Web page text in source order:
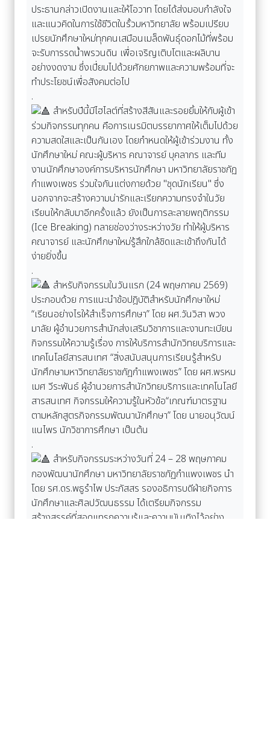
ประธานกล่าวเปิดงานและให้โอวาท โดยได้ส่งมอบกำลังใจ
และแนวคิดในการใช้ชีวิตในรั้วมหาวิทยาลัย พร้อมเปรียบ
เปรยนักศึกษาใหม่ทุกคนเสมือนเมล็ดพันธุ์ดอกไม้ที่พร้อม
จะรับการรดน้ำพรวนดิน เพื่อเจริญเติบโตและผลิบาน
อย่างงดงาม ซึ่งเปี่ยมไปด้วยศักยภาพและความพร้อมที่จะ
ทำประโยชน์เพื่อสังคมต่อไป
.
สำหรับปีนี้มีไฮไลต์ที่สร้างสีสันและรอยยิ้มให้กับผู้เข้า
ร่วมกิจกรรมทุกคน คือการเนรมิตบรรยากาศให้เต็มไปด้วย
ความสดใสและเป็นกันเอง โดยกำหนดให้ผู้เข้าร่วมงาน ทั้ง
นักศึกษาใหม่ คณะผู้บริหาร คณาจารย์ บุคลากร และทีม
งานนักศึกษาองค์การบริหารนักศึกษา มหาวิทยาลัยราชภัฏ
กำแพงเพชร ร่วมใจกันแต่งกายด้วย "ชุดนักเรียน" ซึ่ง
นอกจากจะสร้างความน่ารักและเรียกความทรงจำในวัย
เรียนให้กลับมาอีกครั้งแล้ว ยังเป็นการละลายพฤติกรรม
(Ice Breaking) ทลายช่องว่างระหว่างวัย ทำให้ผู้บริหาร
คณาจารย์ และนักศึกษาใหม่รู้สึกใกล้ชิดและเข้าถึงกันได้
ง่ายยิ่งขึ้น
.
สำหรับกิจกรรมในวันแรก (24 พฤษภาคม 2569)
ประกอบด้วย การแนะนำข้อปฎิบัติสำหรับนักศึกษาใหม่
“เรียนอย่างไรให้สำเร็จการศึกษา” โดย ผศ.วันวิสา พวง
มาลัย ผู้อำนวยการสำนักส่งเสริมวิชาการและงานทะเบียน
กิจกรรมให้ความรู้เรื่อง การให้บริการสำนักวิทยบริการและ
เทคโนโลยีสารสนเทศ “สิ่งสนับสนุนการเรียนรู้สำหรับ
นักศึกษามหาวิทยาลัยราชภัฎกำแพงเพชร” โดย ผศ.พรหม
เมศ วีระพันธ์ ผู้อำนวยการสำนักวิทยบริการและเทคโนโลยี
สารสนเทศ กิจกรรมให้ความรู้ในหัวข้อ“เกณฑ์มาตรฐาน
ตามหลักสูตรกิจกรรมพัฒนานักศึกษา” โดย นายอนุวัฒน์
แนไพร นักวิชาการศึกษา เป็นต้น
.
สำหรับกิจกรรมระหว่างวันที่ 24 – 28 พฤษภาคม
กองพัฒนานักศึกษา มหาวิทยาลัยราชภัฏกำแพงเพชร นำ
โดย รศ.ดร.พธูรำไพ ประภัสสร รองอธิการบดีฝ่ายกิจการ
นักศึกษาและศิลปวัฒนธรรม ได้เตรียมกิจกรรม
สร้างสรรค์ที่สอดแทรกความรู้และความบันเทิงไว้อย่าง